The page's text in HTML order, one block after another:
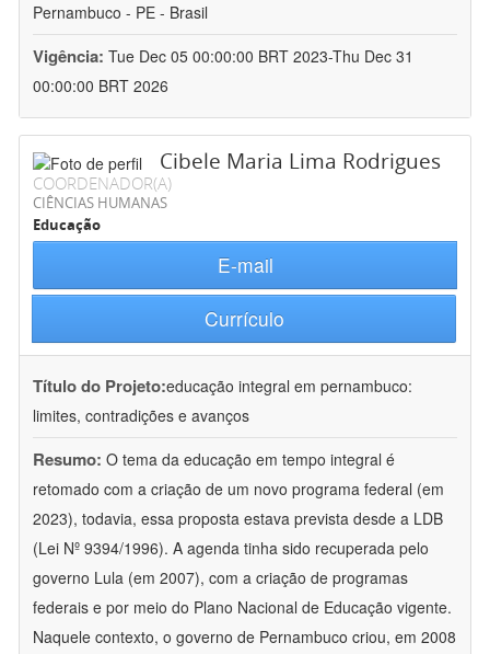
Pernambuco - PE - Brasil
Vigência: Tue Dec 05 00:00:00 BRT 2023-Thu Dec 31
00:00:00 BRT 2026
Cibele Maria Lima Rodrigues
COORDENADOR(A)
CIÊNCIAS HUMANAS
Educação
E-mail
Currículo
Título do Projeto:educação integral em pernambuco:
limites, contradições e avanços
Resumo: O tema da educação em tempo integral é
retomado com a criação de um novo programa federal (em
2023), todavia, essa proposta estava prevista desde a LDB
(Lei Nº 9394/1996). A agenda tinha sido recuperada pelo
governo Lula (em 2007), com a criação de programas
federais e por meio do Plano Nacional de Educação vigente.
Naquele contexto, o governo de Pernambuco criou, em 2008